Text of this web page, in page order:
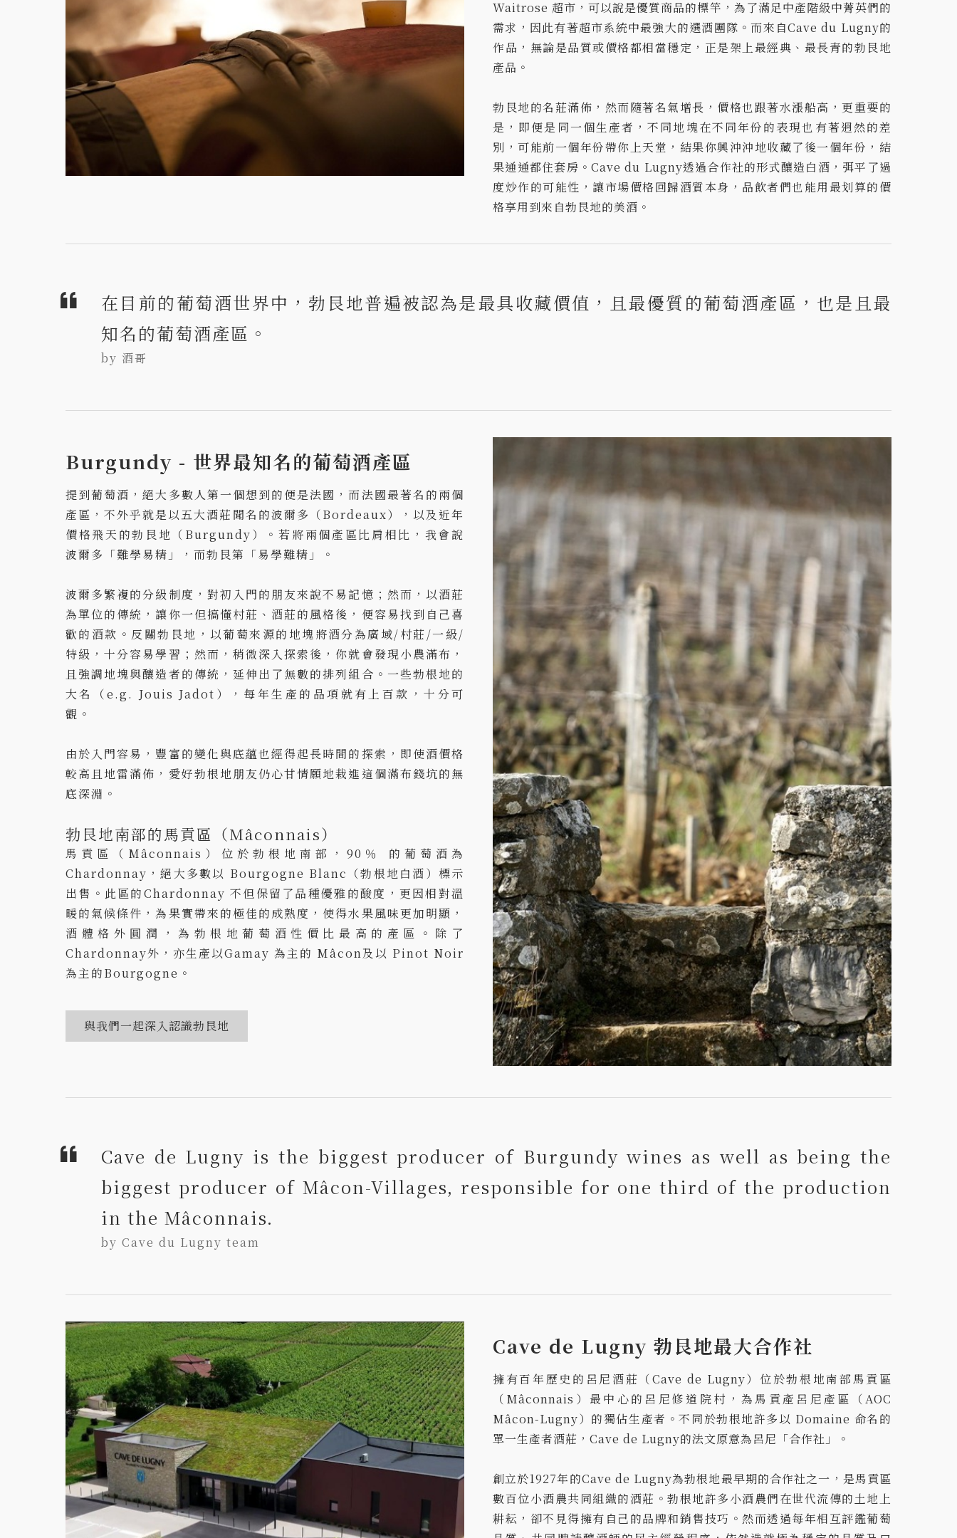
Waitrose 超市，可以說是優質商品的標竿，為了滿足中產階級中菁英們的
需求，因此有著超市系統中最強大的選酒團隊。而來自Cave du Lugny的
作品，無論是品質或價格都相當穩定，正是架上最經典、最長青的勃艮地
產品。
勃艮地的名莊滿佈，然而隨著名氣增長，價格也跟著水漲船高，更重要的
是，即便是同一個生產者，不同地塊在不同年份的表現也有著迥然的差
別，可能前一個年份帶你上天堂，結果你興沖沖地收藏了後一個年份，結
果通通都住套房。Cave du Lugny透過合作社的形式釀造白酒，弭平了過
度炒作的可能性，讓市場價格回歸酒質本身，品飲者們也能用最划算的價
格享用到來自勃艮地的美酒。
在目前的葡萄酒世界中，勃艮地普遍被認為是最具收藏價值，且最優質的葡萄酒產區，也是且最
知名的葡萄酒產區。
by 酒哥
Burgundy - 世界最知名的葡萄酒產區
提到葡萄酒，絕大多數人第一個想到的便是法國，而法國最著名的兩個
產區，不外乎就是以五大酒莊聞名的波爾多（Bordeaux），以及近年
價格飛天的勃艮地（Burgundy）。若將兩個產區比肩相比，我會說
波爾多「難學易精」，而勃艮第「易學難精」。
波爾多繁複的分級制度，對初入門的朋友來說不易記憶；然而，以酒莊
為單位的傳統，讓你一但搞懂村莊、酒莊的風格後，便容易找到自己喜
歡的酒款。反關勃艮地，以葡萄來源的地塊將酒分為廣域/村莊/一級/
特級，十分容易學習；然而，稍微深入探索後，你就會發現小農滿布，
且強調地塊與釀造者的傳統，延伸出了無數的排列組合。一些勃根地的
大名（e.g. Jouis Jadot），每年生產的品項就有上百款，十分可
觀。
由於入門容易，豐富的變化與底蘊也經得起長時間的探索，即使酒價格
較高且地雷滿佈，愛好勃根地朋友仍心甘情願地栽進這個滿布錢坑的無
底深淵。
勃艮地南部的馬貢區（Mâconnais）
馬貢區（Mâconnais）位於勃根地南部，90％ 的葡萄酒為
Chardonnay，絕大多數以 Bourgogne Blanc（勃根地白酒）標示
出售。此區的Chardonnay 不但保留了品種優雅的酸度，更因相對溫
暖的氣候條件，為果實帶來的極佳的成熟度，使得水果風味更加明顯，
酒體格外圓潤，為勃根地葡萄酒性價比最高的產區。除了
Chardonnay外，亦生產以Gamay 為主的 Mâcon及以 Pinot Noir
為主的Bourgogne。
與我們一起深入認識勃艮地
Cave de Lugny is the biggest producer of Burgundy wines as well as being the
biggest producer of Mâcon-Villages, responsible for one third of the production
in the Mâconnais.
by Cave du Lugny team
Cave de Lugny 勃艮地最大合作社
擁有百年歷史的呂尼酒莊（Cave de Lugny）位於勃根地南部馬貢區
（Mâconnais）最中心的呂尼修道院村，為馬貢產呂尼產區（AOC
Mâcon-Lugny）的獨佔生產者。不同於勃根地許多以 Domaine 命名的
單一生產者酒莊，Cave de Lugny的法文原意為呂尼「合作社」。
創立於1927年的Cave de Lugny為勃根地最早期的合作社之一，是馬貢區
數百位小酒農共同組織的酒莊。勃根地許多小酒農們在世代流傳的土地上
耕耘，卻不見得擁有自己的品牌和銷售技巧。然而透過每年相互評鑑葡萄